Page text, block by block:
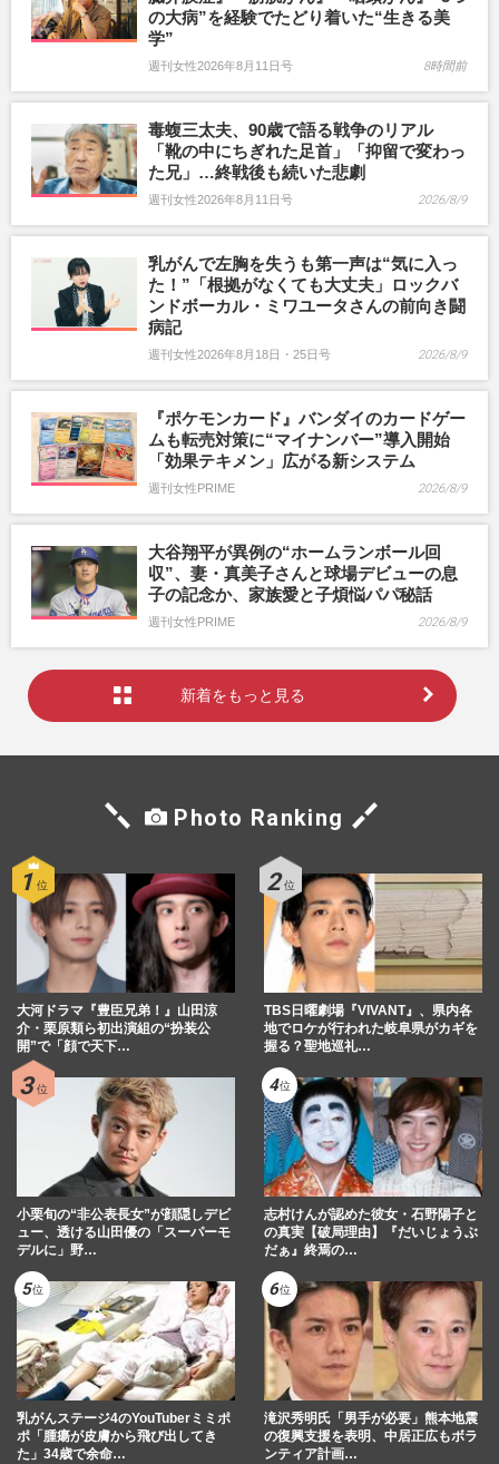
の大病”を経験でたどり着いた“生きる美
学”
週刊女性2026年8月11日号 8時間前
毒蝮三太夫、90歳で語る戦争のリアル
「靴の中にちぎれた足首」「抑留で変わっ
た兄」…終戦後も続いた悲劇
週刊女性2026年8月11日号 2026/8/9
乳がんで左胸を失うも第一声は“気に入っ
た！”「根拠がなくても大丈夫」ロックバ
ンドボーカル・ミワユータさんの前向き闘
病記
週刊女性2026年8月18日・25日号 2026/8/9
『ポケモンカード』バンダイのカードゲー
ムも転売対策に“マイナンバー”導入開始
「効果テキメン」広がる新システム
週刊女性PRIME 2026/8/9
大谷翔平が異例の“ホームランボール回
収”、妻・真美子さんと球場デビューの息
子の記念か、家族愛と子煩悩パパ秘話
週刊女性PRIME 2026/8/9
新着をもっと見る
Photo Ranking
大河ドラマ『豊臣兄弟！』山田涼
介・栗原類ら初出演組の“扮装公
開”で「顔で天下…
TBS日曜劇場『VIVANT』、県内各
地でロケが行われた岐阜県がカギを
握る？聖地巡礼…
小栗旬の“非公表長女”が顔隠しデビ
ュー、透ける山田優の「スーパーモ
デルに」野…
志村けんが認めた彼女・石野陽子と
の真実【破局理由】『だいじょうぶ
だぁ』終焉の…
乳がんステージ4のYouTuberミミポ
ポ「腫瘍が皮膚から飛び出してき
た」34歳で余命…
滝沢秀明氏「男手が必要」熊本地震
の復興支援を表明、中居正広もボラ
ンティア計画…